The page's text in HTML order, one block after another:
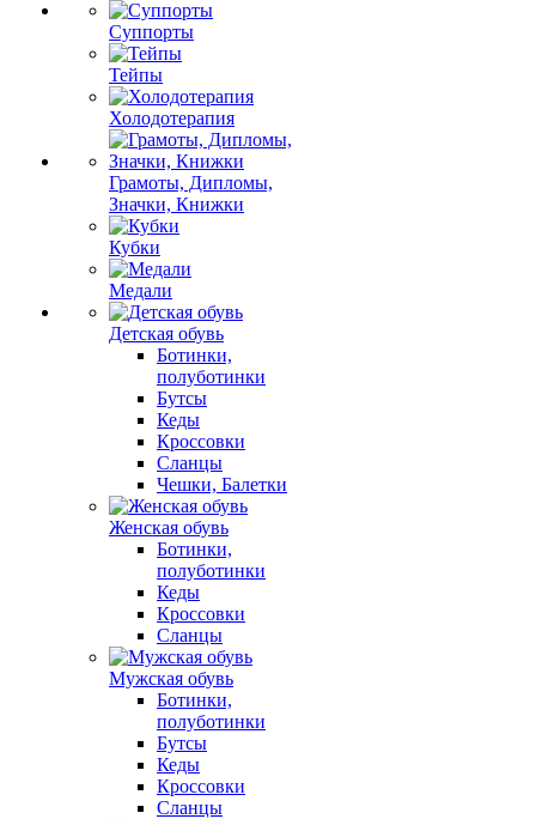
Суппорты
Тейпы
Холодотерапия
Грамоты, Дипломы,
Значки, Книжки
Кубки
Медали
Детская обувь
Ботинки,
полуботинки
Бутсы
Кеды
Кроссовки
Сланцы
Чешки, Балетки
Женская обувь
Ботинки,
полуботинки
Кеды
Кроссовки
Сланцы
Мужская обувь
Ботинки,
полуботинки
Бутсы
Кеды
Кроссовки
Сланцы